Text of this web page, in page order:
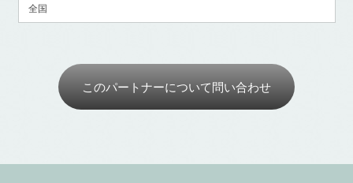
全国
このパートナーについて問い合わせ